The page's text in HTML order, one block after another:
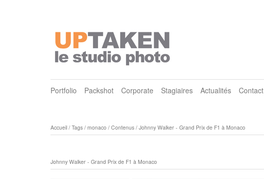
Portfolio Packshot Corporate Stagiaires Actualités Contact
Accueil/ Tags/ monaco/ Contenus/ Johnny Walker - Grand Prix de F1 à Monaco
Johnny Walker - Grand Prix de F1 à Monaco